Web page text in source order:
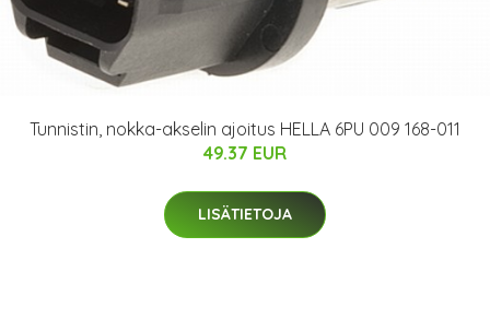
Tunnistin, nokka-akselin ajoitus HELLA 6PU 009 168-011
49.37 EUR
LISÄTIETOJA